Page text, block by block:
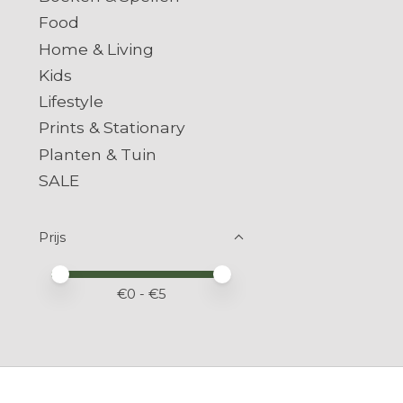
Food
Home & Living
Kids
Lifestyle
Prints & Stationary
Planten & Tuin
SALE
Prijs
Minimale prijswaarde
Price maximum value
€0 - €5